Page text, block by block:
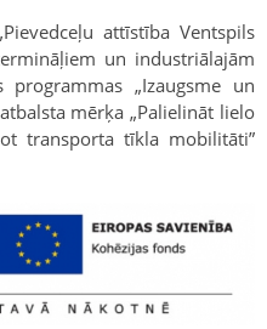
attīstība Ventspils
un industriālajām
„Izaugsme un
mērķa „Palielināt lielo
transporta tīkla mobilitāti”